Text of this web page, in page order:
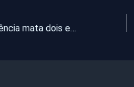
Trânsito: imprudência mata dois em Caucaia